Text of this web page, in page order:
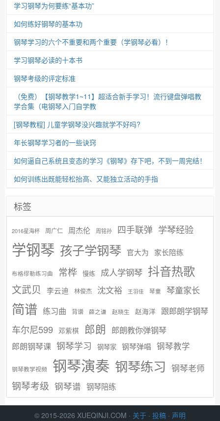
学习钢琴为何要练“基本功”
如何练好钢琴的基本功
钢琴学习的六个不重要和两个重要（学钢琴必看）！
学习钢琴必读的十本书
钢琴考级的评定标准
（免费）【钢琴教学1~11】超适合新手学习！流行键盘弹唱教
学合集（电钢琴入门自学教
[钢琴教程] 儿童学钢琴没兴趣就学不好吗?
年长钢琴学习者的一些诀窍
如何逼自己系统且变态的学习《钢琴》存下吧，不到一周完结！
如何训练出既能轻松抬高、又能独立活动的手指
标签
2016星海杯 周广仁 周杰伦 周铭孙 四手联弹 学琴经验
学钢琴 孩子学钢琴 官大为 家长陪练
布格缪勒练习曲 常桦 慢练 成人学钢琴 抖音热歌
文武贝 李云迪 林俊杰 沈文裕 王羽佳 琴童 琴童家长
简谱 练习曲 背谱 薛之谦 赵晓生 赵海洋 跟郎朗学钢琴
车尔尼599 邓紫棋 郎朗 郎朗教你弹钢琴
郎朗钢琴课 钢琴学习 钢琴家 钢琴弹唱 钢琴教学
钢琴教学视频 钢琴演奏 钢琴练习 钢琴老师
钢琴考级 钢琴谱 钢琴陪练
© 2015-2026 XUEQINJI.COM · 关于 · 投稿 · 声明